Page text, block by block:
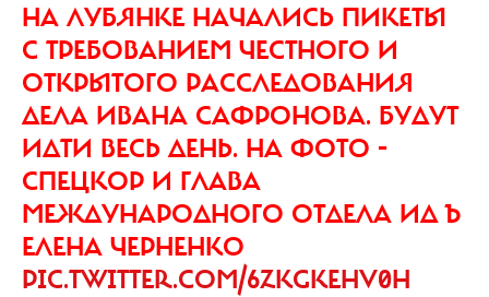
НА ЛУБЯНКЕ НАЧАЛИСЬ ПИКЕТЫ
С ТРЕБОВАНИЕМ ЧЕСТНОГО И
ОТКРЫТОГО РАССЛЕДОВАНИЯ
ДЕЛА ИВАНА САФРОНОВА. БУДУТ
ИДТИ ВЕСЬ ДЕНЬ. НА ФОТО -
СПЕЦКОР И ГЛАВА
МЕЖДУНАРОДНОГО ОТДЕЛА ИД Ъ
ЕЛЕНА ЧЕРНЕНКО
PIC.TWITTER.COM/6ZKGKEHV0H